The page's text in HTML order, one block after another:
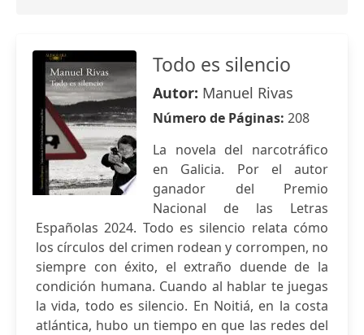
Todo es silencio
Autor: Manuel Rivas
Número de Páginas: 208
La novela del narcotráfico
en Galicia. Por el autor
ganador del Premio
Nacional de las Letras
Españolas 2024. Todo es silencio relata cómo
los círculos del crimen rodean y corrompen, no
siempre con éxito, el extraño duende de la
condición humana. Cuando al hablar te juegas
la vida, todo es silencio. En Noitiá, en la costa
atlántica, hubo un tiempo en que las redes del